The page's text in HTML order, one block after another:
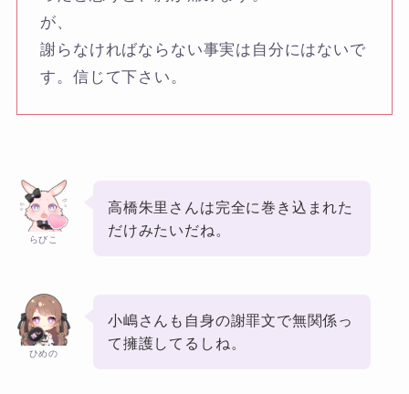
が、
謝らなければならない事実は自分にはないで
す。信じて下さい。
らびこ
高橋朱里さんは完全に巻き込まれた
だけみたいだね。
ひめの
小嶋さんも自身の謝罪文で無関係っ
て擁護してるしね。